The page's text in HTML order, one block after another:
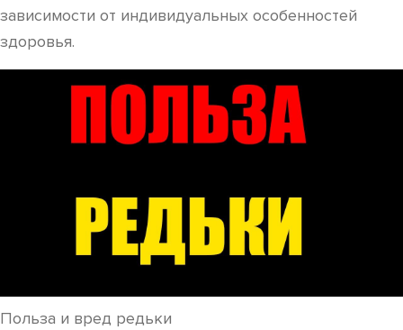
зависимости от индивидуальных особенностей
здоровья.
Польза и вред редьки